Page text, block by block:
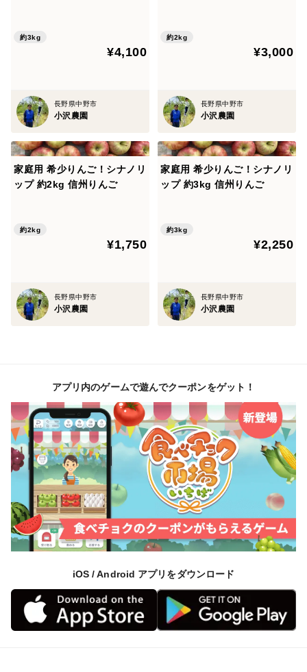
りんご全体に陽の光が当たるような樹作りとしての剪定
量をなるべく少なくするよう心掛けています。
そのため、りんごに葉かげなどの色むらあることがござ
いますので、ご理解くださいますようお願いします。
▼注文に際しての注意点（配送方法や納期指定など）
また収穫量は日によって異なるため毎日一定ではないた
長期ご不在や、ご不在の曜日がある場合は事前にご連絡
をお願い致します。出来る限り配送日の対応をさせて頂
配送は数日かかることもあるため、鮮度が落ちてしまう
ことをご理解くださいますようお願いします。
※お客様の都合により商品を受け取れなかった場合、ま
たは受け取りまでに期間がかかった場合は、生鮮品につ
き「返品・再配送」は致しかねます。
※配送時の揺れや傾きにより若干の傷が生じる場合がご
ざいます。
商品をお受取いただきましたら、すぐに商品の状態をご
確認ください。
約3kg
¥4,100
長野県中野市
小沢農園
約2kg
¥3,000
長野県中野市
小沢農園
家庭用 希少りんご！シナノリ
ップ 約2kg 信州りんご
約2kg
¥1,750
長野県中野市
小沢農園
家庭用 希少りんご！シナノリ
ップ 約3kg 信州りんご
約3kg
¥2,250
長野県中野市
小沢農園
アプリ内のゲームで遊んでクーポンをゲット！
iOS / Android アプリをダウンロード